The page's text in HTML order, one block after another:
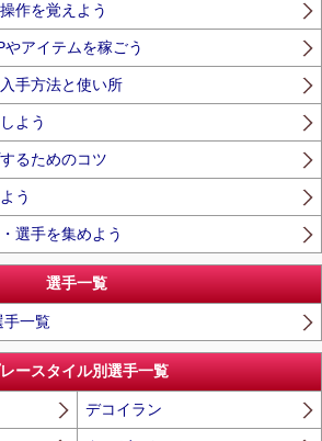
作を覚えよう
アイテムを稼ごう
手方法と使い所
よう
るためのコツ
う
選手を集めよう
選手一覧
手一覧
ースタイル別選手一覧
デコイラン